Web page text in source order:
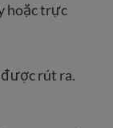
hoặc trực
rút ra.